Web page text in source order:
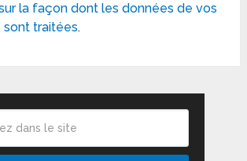
la façon dont les données de vos
sont traitées.